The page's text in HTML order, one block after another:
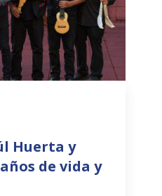
Huerta y
de vida y